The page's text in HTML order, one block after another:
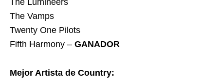
The Lumineers
The Vamps
Twenty One Pilots
Fifth Harmony – GANADOR
Mejor Artista de Country: